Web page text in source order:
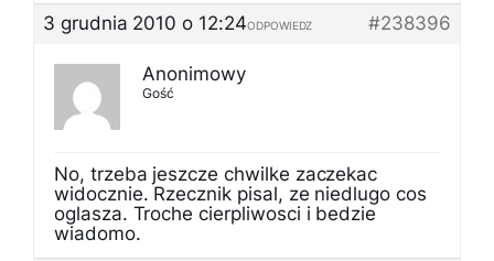
3 grudnia 2010 o 12:24
#238396
ODPOWIEDZ
Anonimowy
Gość
No, trzeba jeszcze chwilke zaczekac
widocznie. Rzecznik pisal, ze niedlugo cos
oglasza. Troche cierpliwosci i bedzie
wiadomo.